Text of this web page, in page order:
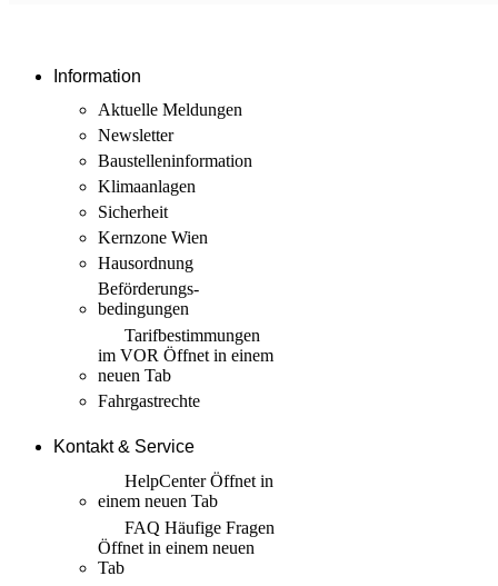
Information
Aktuelle Meldungen
Newsletter
Baustellen­information
Klimaanlagen
Sicherheit
Kernzone Wien
Hausordnung
Beförderungs­
bedingungen
Tarif­bestimmungen
im VOR Öffnet in einem
neuen Tab
Fahrgastrechte
Kontakt & Service
HelpCenterÖffnet in
einem neuen Tab
FAQ Häufige Fragen
Öffnet in einem neuen
Tab